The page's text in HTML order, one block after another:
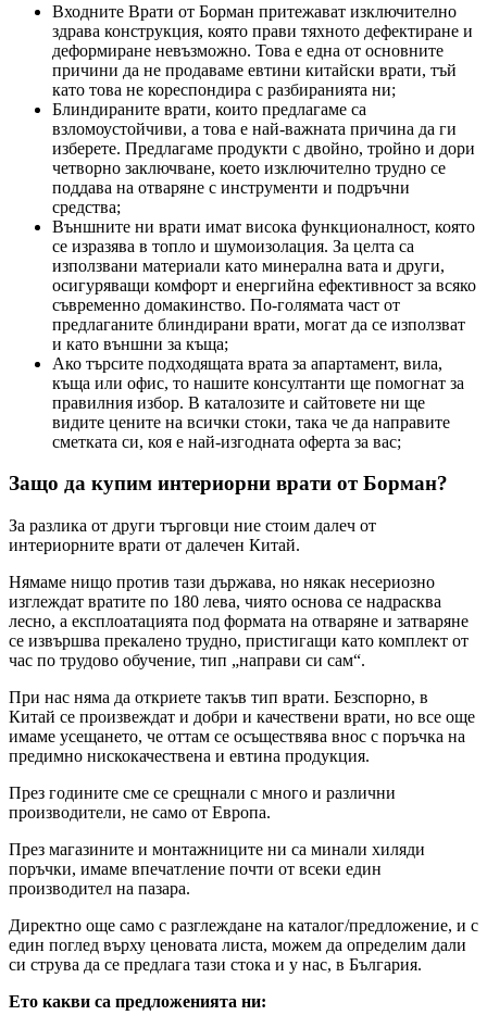
Входните Врати от Борман притежават изключително
здрава конструкция, която прави тяхното дефектиране и
деформиране невъзможно. Това е една от основните
причини да не продаваме евтини китайски врати, тъй
като това не кореспондира с разбиранията ни;
Блиндираните врати, които предлагаме са
взломоустойчиви, а това е най-важната причина да ги
изберете. Предлагаме продукти с двойно, тройно и дори
четворно заключване, което изключително трудно се
поддава на отваряне с инструменти и подръчни
средства;
Външните ни врати имат висока функционалност, която
се изразява в топло и шумоизолация. За целта са
използвани материали като минерална вата и други,
осигуряващи комфорт и енергийна ефективност за всяко
съвременно домакинство. По-голямата част от
предлаганите блиндирани врати, могат да се използват
и като външни за къща;
Ако търсите подходящата врата за апартамент, вила,
къща или офис, то нашите консултанти ще помогнат за
правилния избор. В каталозите и сайтовете ни ще
видите цените на всички стоки, така че да направите
сметката си, коя е най-изгодната оферта за вас;
Защо да купим интериорни врати от Борман?
За разлика от други търговци ние стоим далеч от
интериорните врати от далечен Китай.
Нямаме нищо против тази държава, но някак несериозно
изглеждат вратите по 180 лева, чиято основа се надрасква
лесно, а експлоатацията под формата на отваряне и затваряне
се извършва прекалено трудно, пристигащи като комплект от
час по трудово обучение, тип „направи си сам“.
При нас няма да откриете такъв тип врати. Безспорно, в
Китай се произвеждат и добри и качествени врати, но все още
имаме усещането, че оттам се осъществява внос с поръчка на
предимно нискокачествена и евтина продукция.
През годините сме се срещнали с много и различни
производители, не само от Европа.
През магазините и монтажниците ни са минали хиляди
поръчки, имаме впечатление почти от всеки един
производител на пазара.
Директно още само с разглеждане на каталог/предложение, и с
един поглед върху ценовата листа, можем да определим дали
си струва да се предлага тази стока и у нас, в България.
Ето какви са предложенията ни: